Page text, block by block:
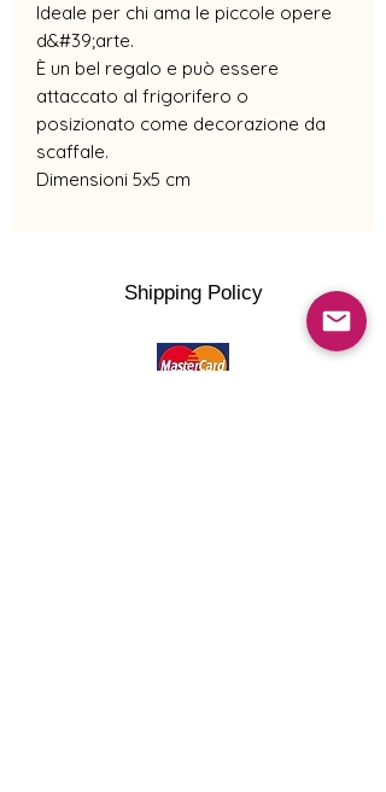
Ideale per chi ama le piccole opere
d&#39;arte.
È un bel regalo e può essere
attaccato al frigorifero o
posizionato come decorazione da
scaffale.
Dimensioni 5x5 cm
Shipping Policy